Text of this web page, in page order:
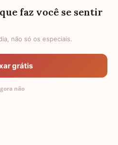
AMIGO OLORIDO
34 ANOS
faz você se sentir
não só os especiais.
grátis
não